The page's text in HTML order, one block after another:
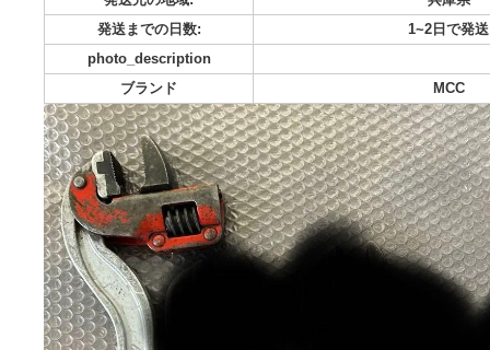
商品の状態:
傷や
配送料の負担:
配送の方法:
らくら
発送元の地域:
発送までの日数:
1~2
photo_description
ブランド